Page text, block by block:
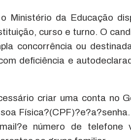
Ministério da Educação
curso e turno. O
concorrência ou
deficiência e
criar uma conta no
número de telefone